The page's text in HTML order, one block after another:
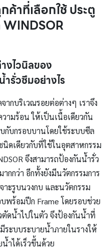
าที่เลือกใช้ ประตู
งไวนิลของ
รั่วซึมอย่างไร
กบริเวณรอยต่อต่างๆ เราจึง
ามร้อน ให้เป็นเนื้อเดียวกัน
กับกรอบบานโดยใช้ระบบซีล
ดเดียวกับที่ใช้ในอุตสาหกรรม
จึงสามารถป้องกันน้ำรั่ว
กกว่า อีกทั้งยังมีนวัตกรรมการ
าะรูบนวงกบ และนวัตกรรม
พร้อมปีก Frame โดยรอบช่วย
ดน้ำไปในตัว จึงป้องกันน้ำที่
ระบบระบายน้ำภายในรางให้
ำได้เร็วขึ้นด้วย